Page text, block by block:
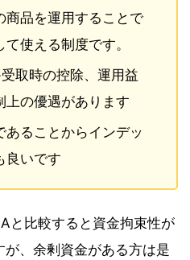
商品を運用することで
使える制度です。
取時の控除、運用益
上の優遇があります
あることからインデッ
良いです
と比較すると資金拘束性が
、余剰資金がある方は是